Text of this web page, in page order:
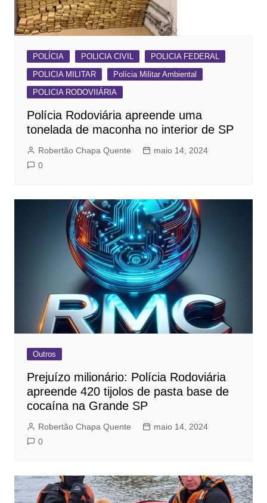
POLÍCIA POLICIA CIVIL
POLICIA FEDERAL
POLICIA MILITAR
Polícia Militar Ambiental
POLICIA RODOVIIÁRIA
Polícia Rodoviária apreende uma
tonelada de maconha no interior de SP
Robertão Chapa Quente
maio 14, 2024
0
Outros
Prejuízo milionário: Polícia Rodoviária
apreende 420 tijolos de pasta base de
cocaína na Grande SP
Robertão Chapa Quente
maio 14, 2024
0